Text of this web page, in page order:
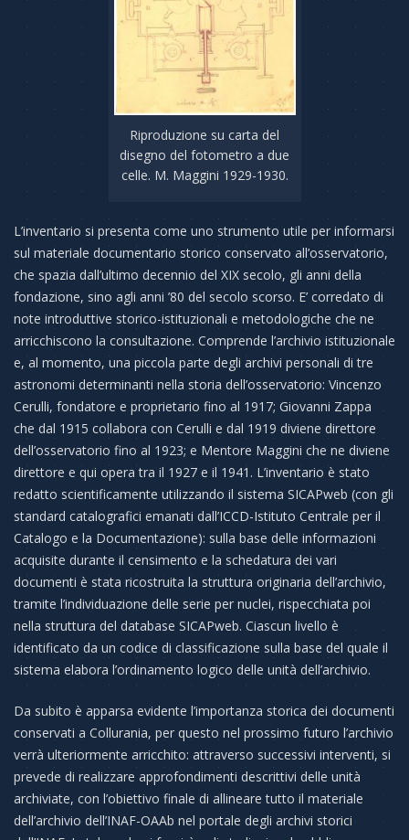
Riproduzione su carta del
disegno del fotometro a due
celle. M. Maggini 1929-1930.
L’inventario si presenta come uno strumento utile per informarsi
sul materiale documentario storico conservato all’osservatorio,
che spazia dall’ultimo decennio del XIX secolo, gli anni della
fondazione, sino agli anni ’80 del secolo scorso. E’ corredato di
note introduttive storico-istituzionali e metodologiche che ne
arricchiscono la consultazione. Comprende l’archivio istituzionale
e, al momento, una piccola parte degli archivi personali di tre
astronomi determinanti nella storia dell’osservatorio: Vincenzo
Cerulli, fondatore e proprietario fino al 1917; Giovanni Zappa
che dal 1915 collabora con Cerulli e dal 1919 diviene direttore
dell’osservatorio fino al 1923; e Mentore Maggini che ne diviene
direttore e qui opera tra il 1927 e il 1941. L’inventario è stato
redatto scientificamente utilizzando il sistema SICAPweb (con gli
standard catalografici emanati dall’ICCD-Istituto Centrale per il
Catalogo e la Documentazione): sulla base delle informazioni
acquisite durante il censimento e la schedatura dei vari
documenti è stata ricostruita la struttura originaria dell’archivio,
tramite l’individuazione delle serie per nuclei, rispecchiata poi
nella struttura del database SICAPweb. Ciascun livello è
identificato da un codice di classificazione sulla base del quale il
sistema elabora l’ordinamento logico delle unità dell’archivio.
Da subito è apparsa evidente l’importanza storica dei documenti
conservati a Collurania, per questo nel prossimo futuro l’archivio
verrà ulteriormente arricchito: attraverso successivi interventi, si
prevede di realizzare approfondimenti descrittivi delle unità
archiviate, con l’obiettivo finale di allineare tutto il materiale
dell’archivio dell’INAF-OAAb nel portale degli archivi storici